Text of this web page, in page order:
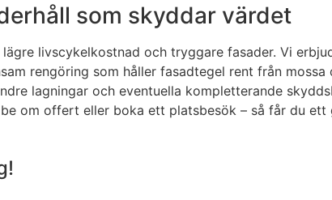
som skyddar värdet
livscykelkostnad och tryggare fasader. Vi
rengöring som håller fasadtegel rent från
lagningar och eventuella kompletterande
om offert eller boka ett platsbesök – så får du